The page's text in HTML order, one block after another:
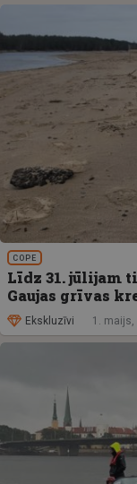
COPE
Līdz 31. jūlijam
Gaujas grīvas
Ekskluzīvi 1. maijs,